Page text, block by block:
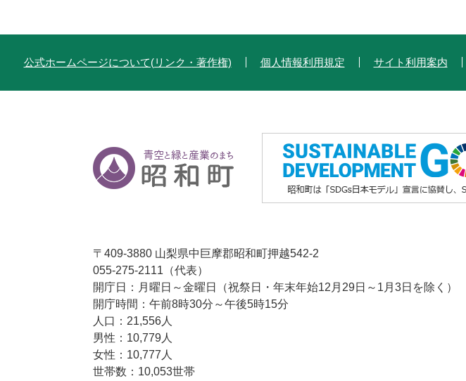
公式ホームページについて(リンク・著作権) 個人情報利用規定 サイト利用案内
〒409-3880 山梨県中巨摩郡昭和町押越542-2
055-275-2111（代表）
開庁日：月曜日～金曜日（祝祭日・年末年始12月29日～1月3日を除く）
開庁時間：午前8時30分～午後5時15分
人口：21,556人
男性：10,779人
女性：10,777人
世帯数：10,053世帯